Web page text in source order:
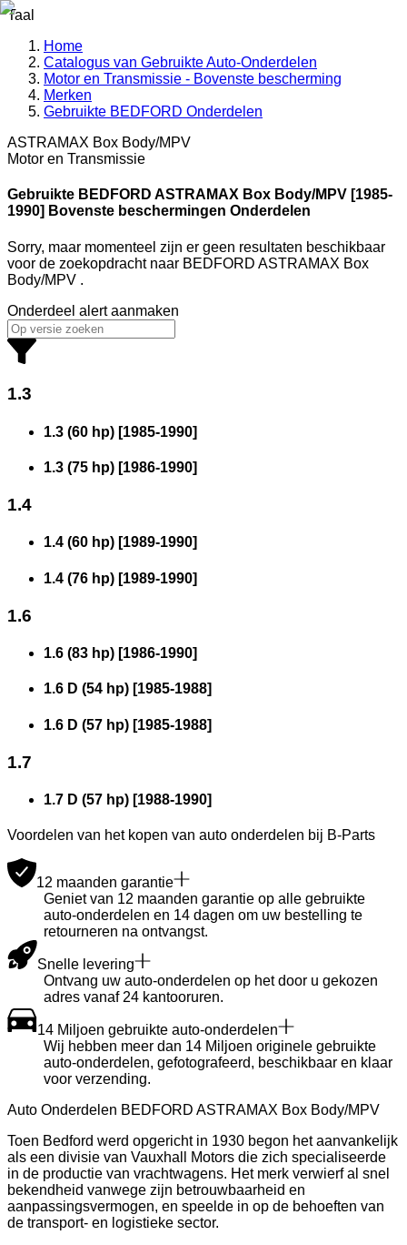
Taal
Home
Catalogus van Gebruikte Auto-Onderdelen
Motor en Transmissie - Bovenste bescherming
Merken
Gebruikte BEDFORD Onderdelen
ASTRAMAX Box Body/MPV
Motor en Transmissie
Gebruikte BEDFORD ASTRAMAX Box Body/MPV [1985-
1990] Bovenste beschermingen Onderdelen
Sorry, maar momenteel zijn er geen resultaten beschikbaar
voor de zoekopdracht naar BEDFORD ASTRAMAX Box
Body/MPV .
Onderdeel alert aanmaken
1.3
1.3 (60 hp) [1985-1990]
1.3 (75 hp) [1986-1990]
1.4
1.4 (60 hp) [1989-1990]
1.4 (76 hp) [1989-1990]
1.6
1.6 (83 hp) [1986-1990]
1.6 D (54 hp) [1985-1988]
1.6 D (57 hp) [1985-1988]
1.7
1.7 D (57 hp) [1988-1990]
Voordelen van het kopen van auto onderdelen bij B-Parts
12 maanden garantie
Geniet van 12 maanden garantie op alle gebruikte
auto-onderdelen en 14 dagen om uw bestelling te
retourneren na ontvangst.
Snelle levering
Ontvang uw auto-onderdelen op het door u gekozen
adres vanaf 24 kantooruren.
14 Miljoen gebruikte auto-onderdelen
Wij hebben meer dan 14 Miljoen originele gebruikte
auto-onderdelen, gefotografeerd, beschikbaar en klaar
voor verzending.
Auto Onderdelen BEDFORD ASTRAMAX Box Body/MPV
Toen Bedford werd opgericht in 1930 begon het aanvankelijk
als een divisie van Vauxhall Motors die zich specialiseerde
in de productie van vrachtwagens. Het merk verwierf al snel
bekendheid vanwege zijn betrouwbaarheid en
aanpassingsvermogen, en speelde in op de behoeften van
de transport- en logistieke sector.